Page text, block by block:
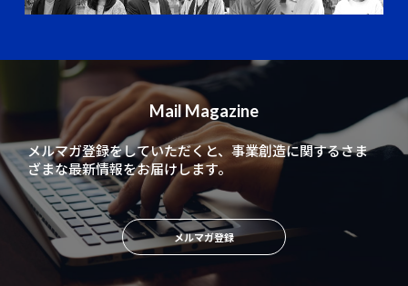
Mail Magazine
メルマガ登録をしていただくと、事業創造に関するさま
ざまな最新情報をお届けします。
メルマガ登録